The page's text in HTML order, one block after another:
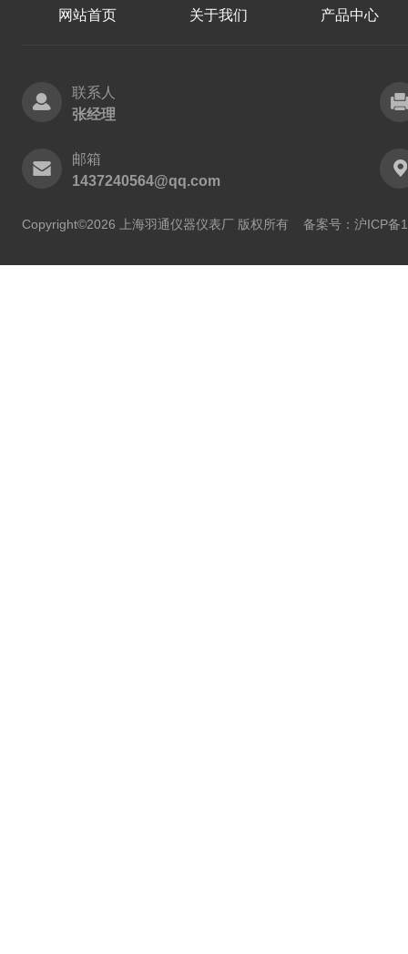
网站首页 关于我们 产品中心
联系人
张经理
邮箱
1437240564@qq.com
Copyright©2026 上海羽通仪器仪表厂 版权所有 备案号：沪ICP备